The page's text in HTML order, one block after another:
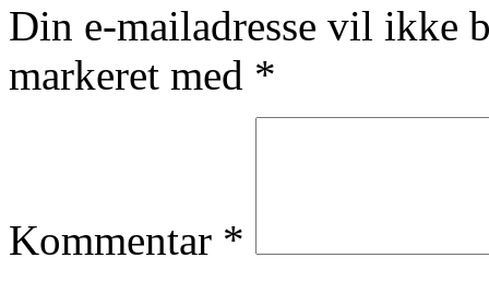
Din e-mailadresse vil ikke
markeret med *
Kommentar *